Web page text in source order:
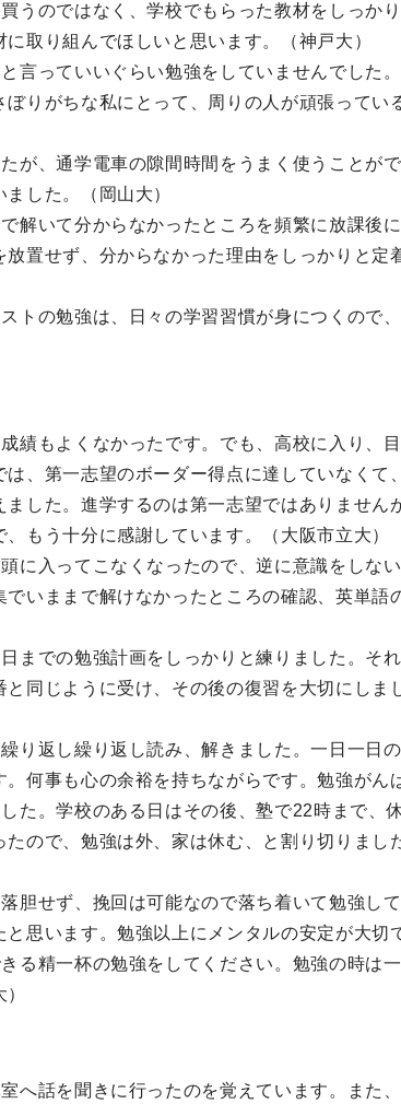
うのではなく、学校でもらった教材をしっか
取り組んでほしいと思います。（神戸大）
言っていいぐらい勉強をしていませんでした
りがちな私にとって、周りの人が頑張ってい
が、通学電車の隙間時間をうまく使うことが
した。（岡山大）
解いて分からなかったところを頻繁に放課後
置せず、分からなかった理由をしっかりと定
トの勉強は、日々の学習習慣が身につくので
績もよくなかったです。でも、高校に入り、
、第一志望のボーダー得点に達していなくて
した。進学するのは第一志望ではありません
もう十分に感謝しています。（大阪市立大）
に入ってこなくなったので、逆に意識をしな
いままで解けなかったところの確認、英単語
までの勉強計画をしっかりと練りました。そ
同じように受け、その後の復習を大切にしま
り返し繰り返し読み、解きました。一日一日
何事も心の余裕を持ちながらです。勉強がん
た。学校のある日はその後、塾で22時まで、
ので、勉強は外、家は休む、と割り切りまし
胆せず、挽回は可能なので落ち着いて勉強し
思います。勉強以上にメンタルの安定が大切
る精一杯の勉強をしてください。勉強の時は
へ話を聞きに行ったのを覚えています。また